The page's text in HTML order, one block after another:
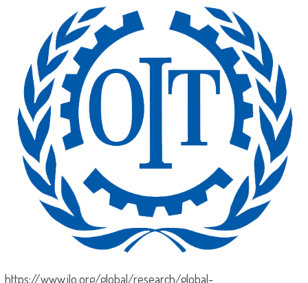
https://www.ilo.org/global/research/global-